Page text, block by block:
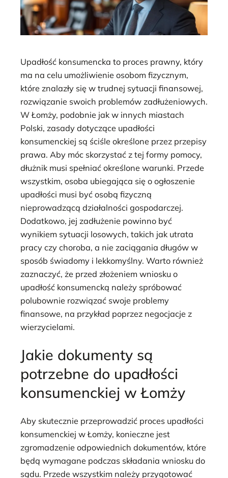
Upadłość konsumencka to proces prawny, który
ma na celu umożliwienie osobom fizycznym,
które znalazły się w trudnej sytuacji finansowej,
rozwiązanie swoich problemów zadłużeniowych.
W Łomży, podobnie jak w innych miastach
Polski, zasady dotyczące upadłości
konsumenckiej są ściśle określone przez przepisy
prawa. Aby móc skorzystać z tej formy pomocy,
dłużnik musi spełniać określone warunki. Przede
wszystkim, osoba ubiegająca się o ogłoszenie
upadłości musi być osobą fizyczną
nieprowadzącą działalności gospodarczej.
Dodatkowo, jej zadłużenie powinno być
wynikiem sytuacji losowych, takich jak utrata
pracy czy choroba, a nie zaciągania długów w
sposób świadomy i lekkomyślny. Warto również
zaznaczyć, że przed złożeniem wniosku o
upadłość konsumencką należy spróbować
polubownie rozwiązać swoje problemy
finansowe, na przykład poprzez negocjacje z
wierzycielami.
Jakie dokumenty są
potrzebne do upadłości
konsumenckiej w Łomży
Aby skutecznie przeprowadzić proces upadłości
konsumenckiej w Łomży, konieczne jest
zgromadzenie odpowiednich dokumentów, które
będą wymagane podczas składania wniosku do
sądu. Przede wszystkim należy przygotować